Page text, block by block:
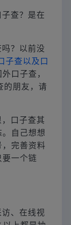
查？是在
？以前没
子查以及口
口子查，
的朋友，请
口子查其
自己想想
完善资料
一个链
、在线视